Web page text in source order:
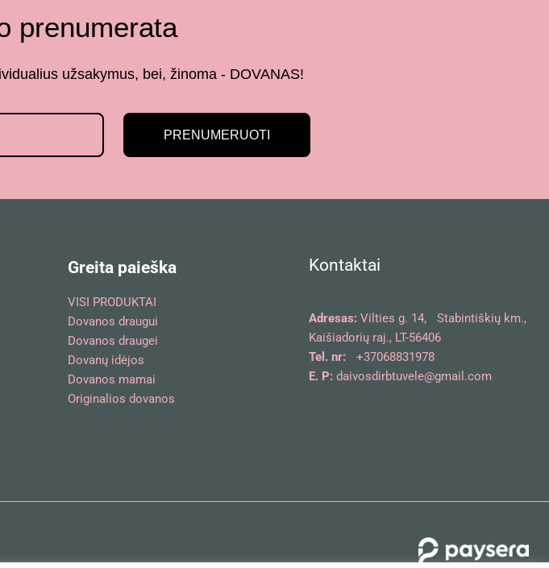
prenumerata
užsakymus, bei, žinoma - DOVANAS!
PRENUMERUOTI
Greita paieška
VISI PRODUKTAI
Dovanos draugui
Dovanos draugei
Dovanų idėjos
Dovanos mamai
Originalios dovanos
Kontaktai
Adresas:Vilties g. 14, Stabintiškių km.,
Kaišiadorių raj., LT-56406
Tel. nr:
+37068831978
E. P: daivosdirbtuvele@gmail.com